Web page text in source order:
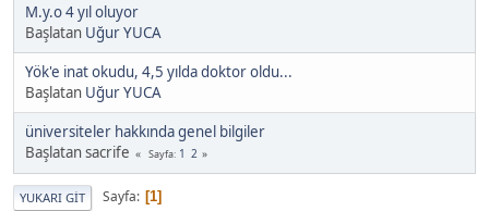
M.y.o 4 yıl oluyor
Başlatan Uğur YUCA
Yök'e inat okudu, 4,5 yılda doktor oldu...
Başlatan Uğur YUCA
üniversiteler hakkında genel bilgiler
Başlatan sacrife
Sayfa 1 2
YUKARI GIT Sayfa 1